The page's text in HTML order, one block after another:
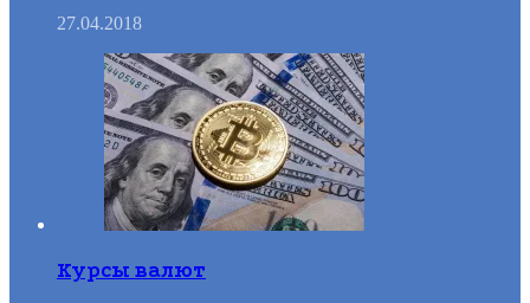
27.04.2018
Курсы валют